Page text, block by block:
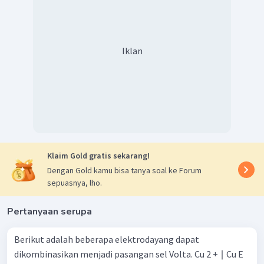
Iklan
Klaim Gold gratis sekarang!
Dengan Gold kamu bisa tanya soal ke Forum
sepuasnya, lho.
Pertanyaan serupa
Berikut adalah beberapa elektrodayang dapat
dikombinasikan menjadi pasangan sel Volta. Cu 2 + ∣ Cu E